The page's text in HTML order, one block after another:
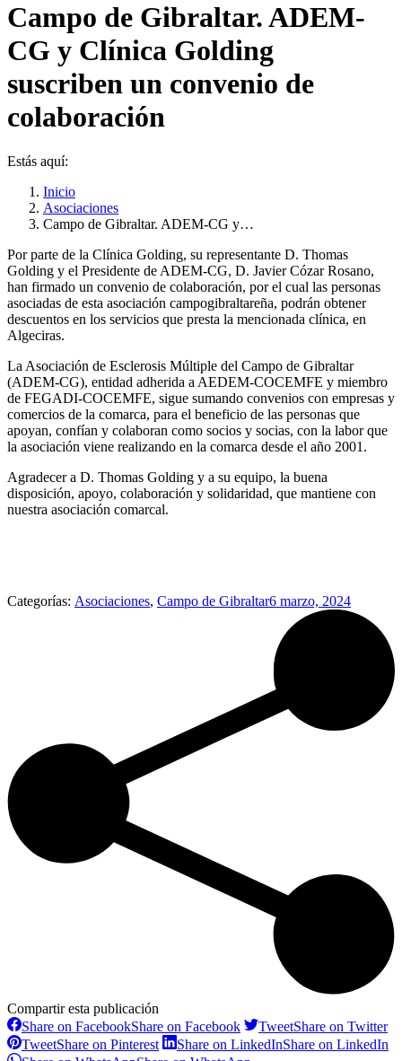
Campo de Gibraltar. ADEM-
CG y Clínica Golding
suscriben un convenio de
colaboración
Estás aquí:
Inicio
Asociaciones
Campo de Gibraltar. ADEM-CG y…
Por parte de la Clínica Golding, su representante D. Thomas
Golding y el Presidente de ADEM-CG, D. Javier Cózar Rosano,
han firmado un convenio de colaboración, por el cual las personas
asociadas de esta asociación campogibraltareña, podrán obtener
descuentos en los servicios que presta la mencionada clínica, en
Algeciras.
La Asociación de Esclerosis Múltiple del Campo de Gibraltar
(ADEM-CG), entidad adherida a AEDEM-COCEMFE y miembro
de FEGADI-COCEMFE, sigue sumando convenios con empresas y
comercios de la comarca, para el beneficio de las personas que
apoyan, confían y colaboran como socios y socias, con la labor que
la asociación viene realizando en la comarca desde el año 2001.
Agradecer a D. Thomas Golding y a su equipo, la buena
disposición, apoyo, colaboración y solidaridad, que mantiene con
nuestra asociación comarcal.
Categorías: Asociaciones, Campo de Gibraltar6 marzo, 2024
Compartir esta publicación
Share on FacebookShare on Facebook TweetShare on Twitter
TweetShare on Pinterest Share on LinkedInShare on LinkedIn